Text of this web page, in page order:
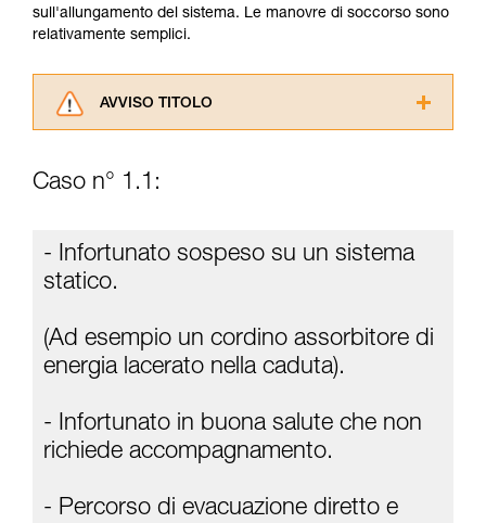
sull'allungamento del sistema. Le manovre di soccorso sono
relativamente semplici.
AVVISO TITOLO
consultarlo. Dovete aver compreso le
La padronanza di queste tecniche richiede una
formazione ed un addestramento specifico.
sicurezza, prima di riprodurla autonomamente.
Forniamo esempi di tecniche relative alla vostra
attività. Ne possono esistere altre che non
Caso n° 1.1:
- Infortunato sospeso su un sistema
statico.
(Ad esempio un cordino assorbitore di
energia lacerato nella caduta).
- Infortunato in buona salute che non
richiede accompagnamento.
- Percorso di evacuazione diretto e